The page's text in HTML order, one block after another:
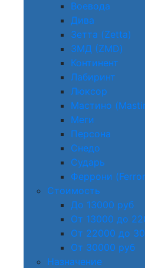
Воевода
Дива
Зетта (Zetta)
ЗМД (ZMD)
Континент
Лабиринт
Люксор
Мастино
Меги
Персона
Снедо
Сударь
Феррони
Стоимость
До 13000 руб
От 13000 до
От 22000 до
От 30000 руб
Назначение